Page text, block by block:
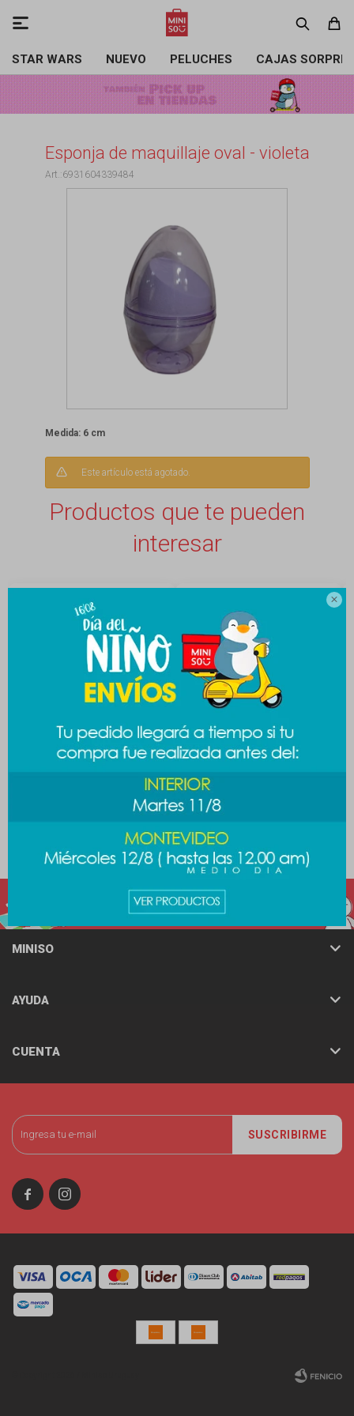

STAR WARS NUEVO PELUCHES CAJAS

Esponja de maquillaje oval - violeta
6931604339484
Medida: 6 cm
Este artículo está agotado.
Productos que te pueden
interesar
Esponja con estuche -
$ 189
SUSCRIBIRME
 
MINISO
AYUDA
CUENTA